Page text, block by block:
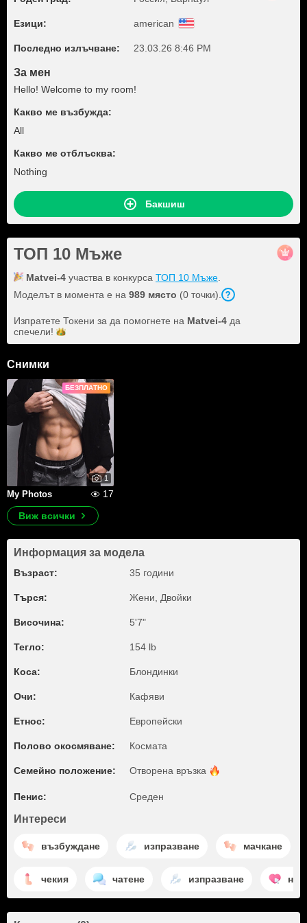
Езици: american
Последно излъчване: 23.03.26 8:46 PM
За мен
Hello! Welcome to my room!
Какво ме възбужда:
All
Какво ме отблъсква:
Nothing
Бакшиш
ТОП 10 Мъже
Matvei-4 участва в конкурса ТОП 10 Мъже
Моделът в момента е на 989 място (0 точки).
Изпратете Токени за да помогнете на Matvei-4 да
спечели!
Снимки
БЕЗПЛАТНО
1
My Photos
17
Виж всички
Информация за модела
Възраст: 35 години
Търся: Жени, Двойки
Височина: 5'7"
Тегло: 154 lb
Коса: Блондинки
Очи: Кафяви
Етнос: Европейски
Полово окосмяване: Космата
Семейно положение: Отворена връзка
Пенис: Среден
Интереси
възбуждане изпразване мачкане
чекия чатене изпразване